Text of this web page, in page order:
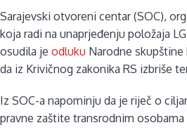
Sarajevski otvoreni centar (SOC),
koja radi na unaprjeđenju položaja
osudila je odluku Narodne skupštine
da iz Krivičnog zakonika RS izbriše
Iz SOC-a napominju da je riječ o
pravne zaštite transrodnim